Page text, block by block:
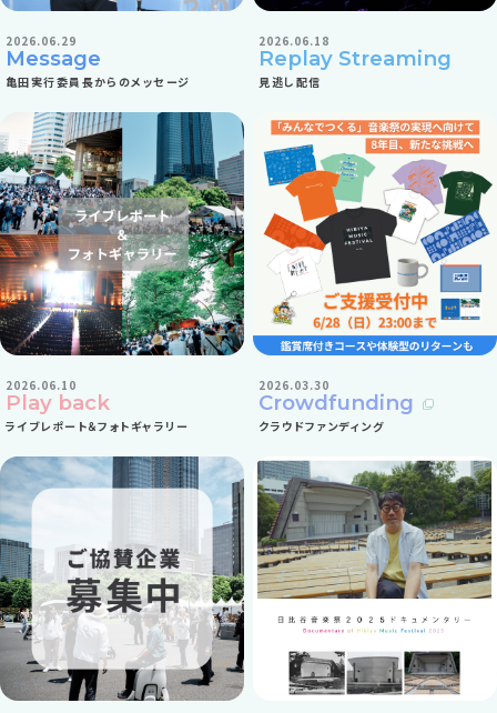
2026.06.29
Message
亀田実行委員長からのメッセージ
2026.06.18
Replay Streaming
見逃し配信
2026.06.10
Play back
ライブレポート＆フォトギャラリー
2026.03.30
Crowdfunding
クラウドファンディング